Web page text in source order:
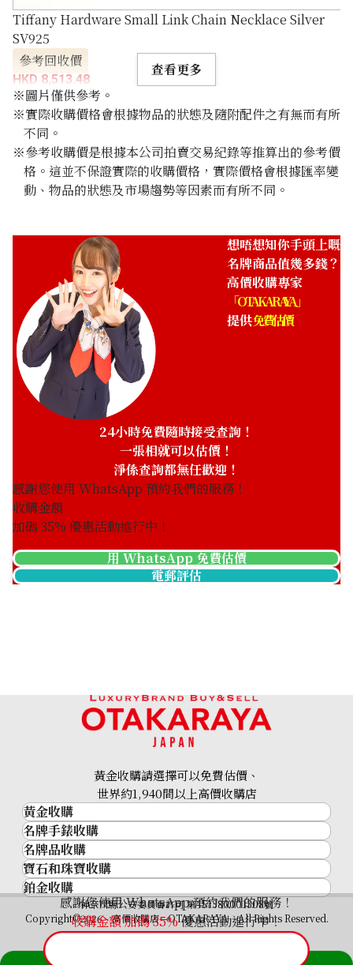
Tiffany Hardware Small Link Chain Necklace Silver
SV925
參考回收價
HKD 8,513.48
查看更多
※圖片僅供參考。
※實際收購價格會根據物品的狀態及隨附配件之有無而有所
不同。
※參考收購價是根據本公司拍賣交易紀錄等推算出的參考價
格。這並不保證實際的收購價格，實際價格會根據匯率變
動、物品的狀態及市場趨勢等因素而有所不同。
想唔想知你手頭上嘅
名牌商品值幾多錢？
高價收購專家
「OTAKARAYA」
提供免費估價
24小時免費隨時接受查詢！
一張相就可以估價！
淨係查詢都無任歡迎！
感謝您使用 WhatsApp 預約我們的服務！
收購金額
加碼35% 優惠活動進行中！
用 WhatsApp 免費估價
電郵評估
感謝您使用 WhatsApp 預約我們的服務！
收購金額 加碼35%優惠活動進行中！
黃金收購請選擇可以免費估價、
世界約1,940間以上高價收購店
黃金收購
黃金･金條
金條
金幣及銀幣
過去十年黃金價格
金飾
金戒指
金頸鍊
名牌手錶收購
名牌手錶收購
勞力士 (Rolex)
Patek Philippe
Audemars Piguet
Vacheron Constantin
A. Lange & Söhne
名牌品收購
名牌品收購
HERMES
LOUIS VUITTON
CHANEL
卡地亞（Cartier）
寶石和珠寶收購
寶石和珠寶
祖母綠
藍寶石
鉑金收購
神奈川縣公安委員會許可 第451380001308號
Copyright©2026 高價收購店—OTAKARAYA All Rights Reserved.